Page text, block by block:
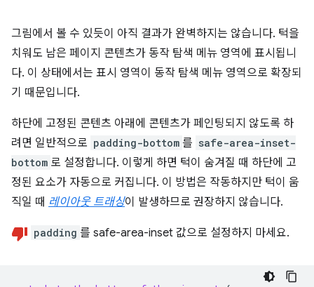
그림에서 볼 수 있듯이 아직 결과가 완벽하지는 않습니다. 턱을
치워도 남은 페이지 콘텐츠가 동작 탐색 메뉴 영역에 표시됩니
다. 이 상태에서는 표시 영역이 동작 탐색 메뉴 영역으로 확장되
기 때문입니다.
하단에 고정된 콘텐츠 아래에 콘텐츠가 페인팅되지 않도록 하
려면 일반적으로 padding-bottom 를 safe-area-inset-
bottom 로 설정합니다. 이렇게 하면 턱이 숨겨질 때 하단에 고
정된 요소가 자동으로 커집니다. 이 방법은 작동하지만 턱이 움
직일 때 레이아웃 트래싱이 발생하므로 권장하지 않습니다.
padding 를 safe-area-inset 값으로 설정하지 마세요.